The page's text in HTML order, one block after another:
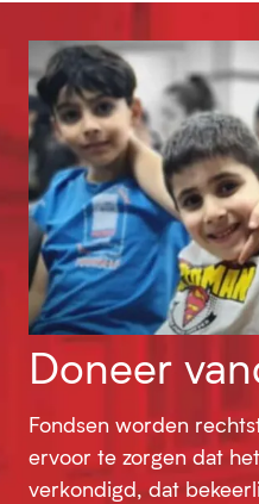
Doneer
Fondsen worden
ervoor te zorgen dat
verkondigd, dat